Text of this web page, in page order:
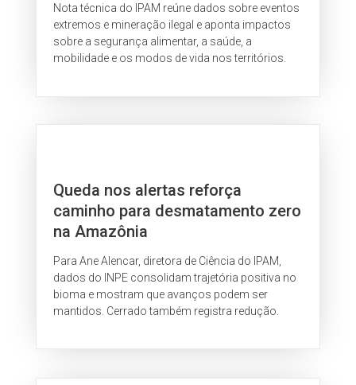
Nota técnica do IPAM reúne dados sobre eventos
extremos e mineração ilegal e aponta impactos
sobre a segurança alimentar, a saúde, a
mobilidade e os modos de vida nos territórios.
Queda nos alertas reforça
caminho para desmatamento zero
na Amazônia
Para Ane Alencar, diretora de Ciência do IPAM,
dados do INPE consolidam trajetória positiva no
bioma e mostram que avanços podem ser
mantidos. Cerrado também registra redução.